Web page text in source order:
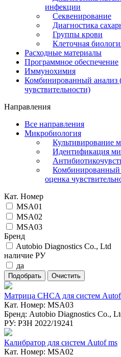
инфекции
Секвенирование
Диагностика
Группы крови
Клеточная
Расходные материалы
Программное обеспечение
Иммунохимия
Комбинированный анализ
чувствительности)
Направления
Все направления
Микробиология
Культивирование
Идентификация
Комбинированный
оценка
Кат. Номер
MSA01
MSA02
MSA03
Бренд
Autobio Diagnostics Co., Ltd
наличие РУ
да
Матрица CHCA для систем
Кат. Номер: MSA03
Бренд: Autobio Diagnostics Co.,
РУ: РЗН 2022/19241
Калибратор для систем Autof ms
Кат. Номер: MSA02